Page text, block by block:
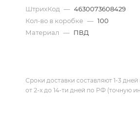
ШтрихКод — 4630073608429
Кол-во в коробке — 100
Материал — ПВД
Сроки доставки составляют 1-3
от 2-х до 14-ти дней по РФ (точную